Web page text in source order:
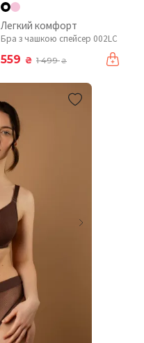
Легкий комфорт
Бра з чашкою спейсер 002LC
559 ₴ 1 499₴